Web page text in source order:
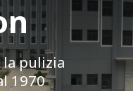
pulizia
1970